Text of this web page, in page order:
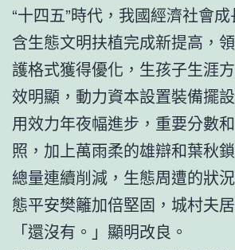
“十四五”時代，我國經濟社會
含生態文明扶植完成新提高，
護格式獲得優化，生孩子生涯
效明顯，動力資本設置裝備擺
用效力年夜幅進步，重要分數
照，加上萬雨柔的雄辯和葉秋
總量連續削減，生態周遭的狀
態平安樊籬加倍堅固，城村夫
「還沒有。」顯明改良。